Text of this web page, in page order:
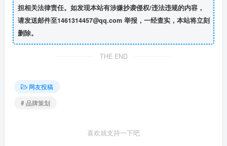
担相关法律责任。如发现本站有涉嫌抄袭侵权/违法违规的内容，
请发送邮件至1461314457@qq.com 举报，一经查实，本站将立刻
删除。
THE END
网友投稿
# 品牌策划
喜欢就支持一下吧